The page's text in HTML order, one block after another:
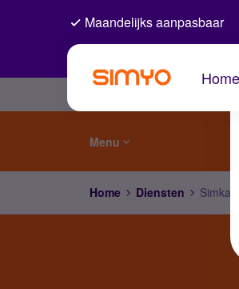
Maandelijks aanpasbaar
Home
Menu
Home Diensten